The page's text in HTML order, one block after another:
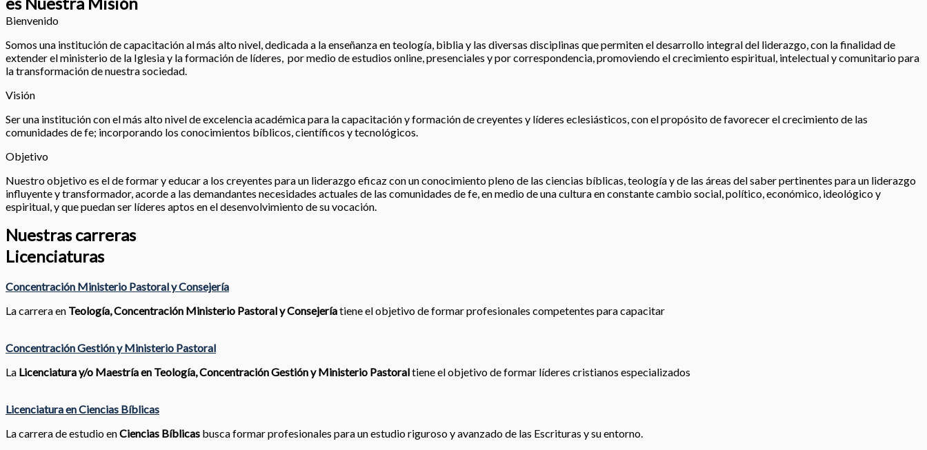
Bienvenido
Somos una institución de capacitación al más alto nivel, dedicada a la enseñanza en teología, biblia y las diversas disciplinas que permiten el desarrollo integral del liderazgo, con la finalidad de
extender el ministerio de la Iglesia y la formación de líderes, por medio de estudios online, presenciales y por correspondencia, promoviendo el crecimiento espiritual, intelectual y comunitario para
la transformación de nuestra sociedad.
Visión
Ser una institución con el más alto nivel de excelencia académica para la capacitación y formación de creyentes y líderes eclesiásticos, con el propósito de favorecer el crecimiento de las
comunidades de fe; incorporando los conocimientos bíblicos, científicos y tecnológicos.
Objetivo
Nuestro objetivo es el de formar y educar a los creyentes para un liderazgo eficaz con un conocimiento pleno de las ciencias bíblicas, teología y de las áreas del saber pertinentes para un liderazgo
influyente y transformador, acorde a las demandantes necesidades actuales de las comunidades de fe, en medio de una cultura en constante cambio social, político, económico, ideológico y
espiritual, y que puedan ser líderes aptos en el desenvolvimiento de su vocación.
Nuestras carreras
Licenciaturas
Concentración Ministerio Pastoral y Consejería
La carrera en Teología, Concentración Ministerio Pastoral y Consejeríatiene el objetivo de formar profesionales competentes para capacitar
Concentración Gestión y Ministerio Pastoral
La Licenciatura y/o Maestría en Teología, Concentración Gestión y Ministerio Pastoraltiene el objetivo de formar líderes cristianos especializados
Licenciatura en Ciencias Bíblicas
La carrera de estudio enCiencias Bíblicas busca formar profesionales para un estudio riguroso y avanzado de las Escrituras y su entorno.